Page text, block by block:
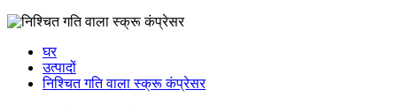
घर
उत्पादों
निश्चित गति वाला स्क्रू कंप्रेसर